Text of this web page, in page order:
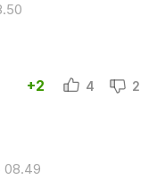
+2 4 2
08.49